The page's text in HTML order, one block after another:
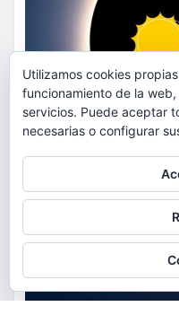
Utilizamos cookies
funcionamiento de la
servicios. Puede aceptar
necesarias o configurar
Para obtener más